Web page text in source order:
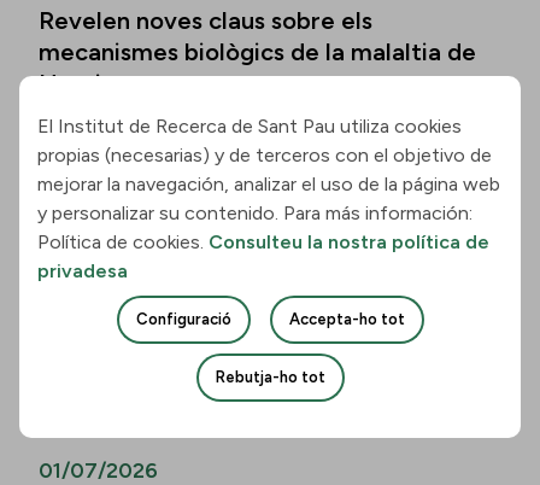
Revelen noves claus sobre els
mecanismes biològics de la malaltia de
Huntington
Llegir la notícia
01/07/2026
Els biomarcadors de la malaltia
d’Alzheimer permeten predir el
deteriorament cognitiu també en
persones de més de vuitanta anys
01/07/2026
El Institut de Recerca de Sant Pau utiliza cookies
propias (necesarias) y de terceros con el objetivo de
mejorar la navegación, analizar el uso de la página web
y personalizar su contenido. Para más información:
Política de cookies. Consulteu la nostra política de
privadesa
Configuració Accepta-ho tot
Rebutja-ho tot